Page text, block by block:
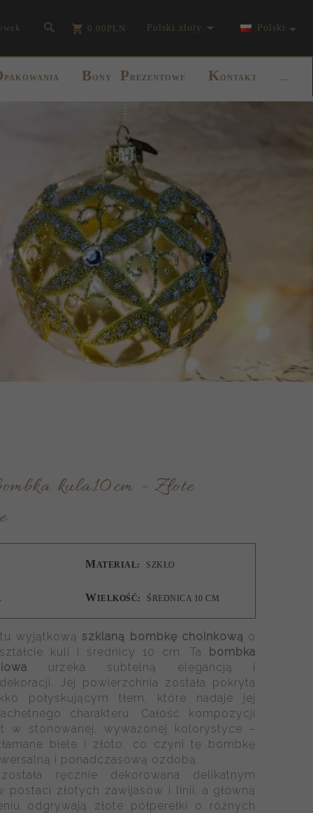
0.00 PLN
currency_h
polski złoty Polski
PAKOWANIA B ONY P REZENTOWE K ONTAKT ...
MATERIAŁ: SZKŁO
W IELKOŚĆ: ŚREDNICA 10 CM
wyjątkową szklaną bombkę choinkową o
kuli i średnicy 10 cm. Ta bombka
urzeka subtelną elegancją i
Jej powierzchnia została pokryta
połyskującym tłem, które nadaje jej
charakteru. Całość kompozycji
w stonowanej, wyważonej kolorystyce –
biele i złoto, co czyni tę bombkę
i ponadczasową ozdobą.
ręcznie dekorowana delikatnym
postaci złotych zawijasów i linii, a główną
odgrywają złote półperełki o różnych